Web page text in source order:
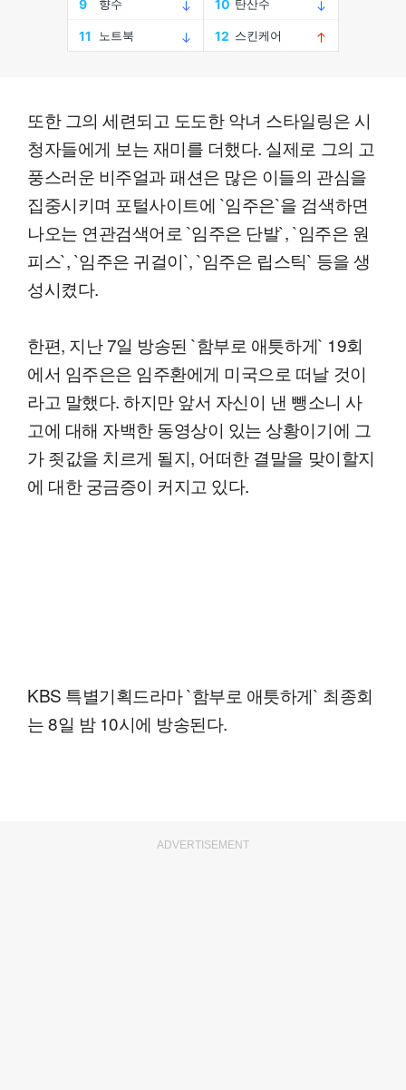
또한 그의 세련되고 도도한 악녀 스타일링은 시
청자들에게 보는 재미를 더했다. 실제로 그의 고
풍스러운 비주얼과 패션은 많은 이들의 관심을
집중시키며 포털사이트에 `임주은`을 검색하면
나오는 연관검색어로 `임주은 단발`, `임주은 원
피스`, `임주은 귀걸이`, `임주은 립스틱` 등을 생
성시켰다.
한편, 지난 7일 방송된 `함부로 애틋하게` 19회
에서 임주은은 임주환에게 미국으로 떠날 것이
라고 말했다. 하지만 앞서 자신이 낸 뺑소니 사
고에 대해 자백한 동영상이 있는 상황이기에 그
가 죗값을 치르게 될지, 어떠한 결말을 맞이할지
에 대한 궁금증이 커지고 있다.
KBS 특별기획드라마 `함부로 애틋하게` 최종회
는 8일 밤 10시에 방송된다.
ADVERTISEMENT